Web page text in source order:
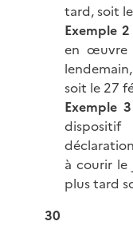
tard, soit
Exemple 2
en œuvre
soit le 27
Exemple 3
à courir le
plus tard
30